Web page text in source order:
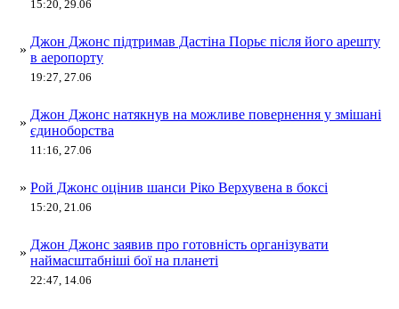
15:20, 29.06
»
Джон Джонс підтримав Дастіна Порьє після його арешту
в аеропорту
19:27, 27.06
»
Джон Джонс натякнув на можливе повернення у змішані
єдиноборства
11:16, 27.06
» Рой Джонс оцінив шанси Ріко Верхувена в боксі
15:20, 21.06
»
Джон Джонс заявив про готовність організувати
наймасштабніші бої на планеті
22:47, 14.06